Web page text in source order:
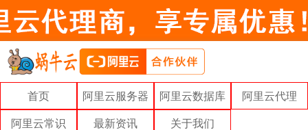
首页 阿里云服务器 阿里云数据库 阿里云代理
阿里云常识 最新资讯 关于我们